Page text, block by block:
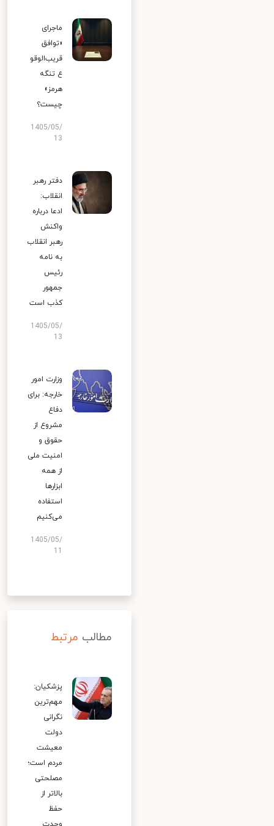
ماجرای
«توافق
قریب‌الوقو
ع تنگه
هرمز»
چیست؟
1405/05/
13
دفتر رهبر
انقلاب:
ادعا درباره
واکنش
رهبر انقلاب
به نامه
رئیس
جمهور
کذب است
1405/05/
13
وزارت امور
خارجه: برای
دفاع
مشروع از
حقوق و
امنیت ملی
از همه
ابزارها
استفاده
می‌کنیم
1405/05/
مطالب مرتبط
پزشکیان:
مهم‌ترین
نگرانی
دولت
معیشت
مردم است؛
مصلحتی
بالاتر از
حفظ